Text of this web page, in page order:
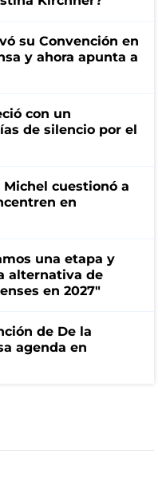
su Convención en
y ahora apunta a
con un
de silencio por el
cuestionó a
en
una etapa y
alternativa de
en 2027"
de De la
agenda en